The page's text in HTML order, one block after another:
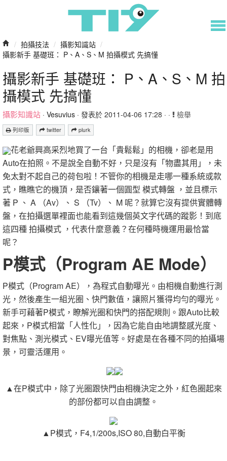
/ 拍攝技法 / 攝影知識站 /
攝影新手 基礎班： P、A、S、M 拍攝模式 先搞懂
攝影新手 基礎班： P、A、S、M 拍
攝模式 先搞懂
攝影知識站 · Vesuvius · 發表於 2011-04-06 17:28 · · 檢舉
列印版 twitter plurk
花老爺興高采烈地買了一台「貴鬆鬆」的相機，卻老是用
Auto在拍照。不是說全自動不好，只是沒有「物盡其用」，未
免太對不起自己的荷包啦！不管你的相機是走哪一種系統或款
式，瞧瞧它的機頂，是否鑲著一個圓型 模式轉盤 ，並且標示
著 P 、 A （Av）、 S （Tv）、 M 呢？就算它沒有提供實體轉
盤，在拍攝選單裡面也能看到這幾個英文字代碼的蹤影！到底
這四種 拍攝模式 ，代表什麼意義？在何種時機運用最恰當
呢？
P模式（Program AE Mode）
P模式（Program AE），為程式自動曝光。由相機自動進行測
光，然後產生一組光圈、快門數值，讓照片獲得均勻的曝光。
新手可藉著P模式，瞭解光圈和快門的搭配規則。跟Auto比較
起來，P模式相當「人性化」，因為它能自由地調整感光度、
對焦點、測光模式、EV曝光值等。好處是在各種不同的拍攝場
景，可靈活運用。
▲在P模式中，除了光圈跟快門由相機決定之外，紅色圈起來
的部份都可以自由調整。
▲P模式，F4,1/200s,ISO 80,自動白平衡